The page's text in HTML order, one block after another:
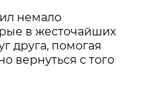
немало
в жесточайших
друга, помогая
вернуться с того